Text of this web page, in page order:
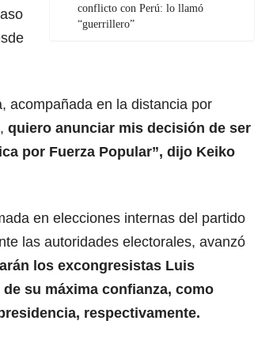
conflicto con Perú: lo llamó
“guerrillero”
acompañada en la distancia por
quiero anunciar mis decisión de ser
por Fuerza Popular”, dijo Keiko
en elecciones internas del partido
las autoridades electorales, avanzó
los excongresistas Luis
su máxima confianza, como
respectivamente.